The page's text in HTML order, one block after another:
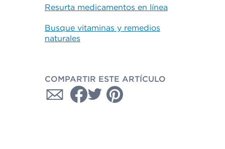
Resurta medicamentos en línea
Busque vitaminas y remedios
naturales
COMPARTIR ESTE ARTÍCULO